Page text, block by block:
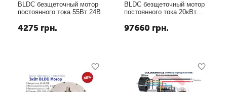
BLDC безщеточный мотор
постоянного тока 55Вт 24В
4275 грн.
BLDC безщеточный мотор
постоянного тока 20кВт
охлаждение
97660 грн.